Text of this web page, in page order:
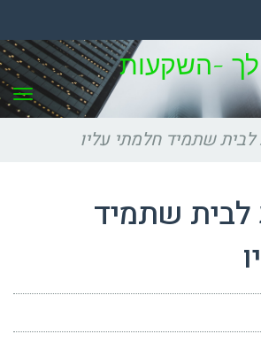
-השקעות
לבית שתמיד חלמתי עליו
לבית שתמיד